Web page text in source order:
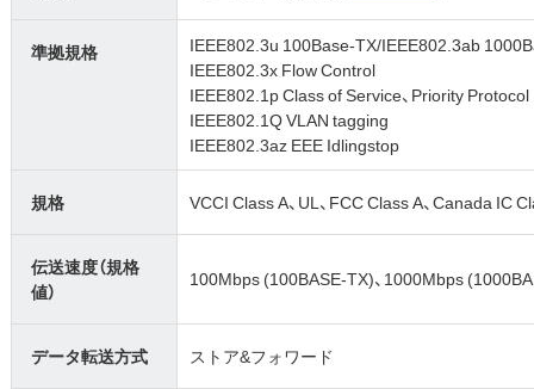
準拠規格
IEEE802.3u 100Base-TX/IEEE802.3ab
IEEE802.3x Flow Control
IEEE802.1p Class of Service、Priority Protocol
IEEE802.1Q VLAN tagging
IEEE802.3az EEE Idlingstop
規格 VCCI Class A、UL、FCC Class A、Canada IC
伝送速度（規格
値）
100Mbps (100BASE-TX)、1000Mbps
データ転送方式 ストア&フォワード